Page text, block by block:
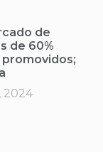
de
de 60%
2024